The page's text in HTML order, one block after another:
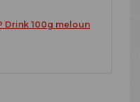
Drink 100g meloun